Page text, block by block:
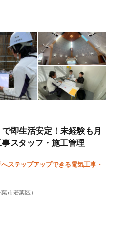
即生活安定！未経験も月
スタッフ・施工管理
ステップアップできる電気工事・
葉市若葉区）